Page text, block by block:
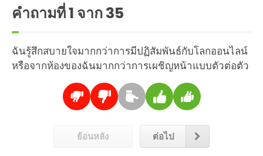
คำถามที่1 จาก 35
ฉันรู้สึกสบายใจมากกว่าการมีปฏิสัมพันธ์กับโลกออนไลน์
หรือจากห้องของฉันมากกว่าการเผชิญหน้าแบบตัวต่อตัว
ย้อนหลัง ต่อไป